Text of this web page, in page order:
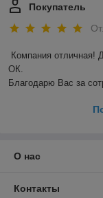
Покупатель
Компания отличная!
ОК.
Благодарю Вас за
О нас
Контакты